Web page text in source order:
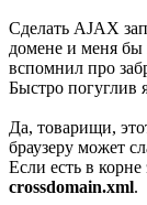
Сделать AJAX
домене и меня бы
вспомнил про
Быстро погуглив
Да, товарищи,
браузеру может
Если есть в
crossdomain.xml.